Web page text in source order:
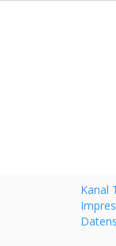
Kanal